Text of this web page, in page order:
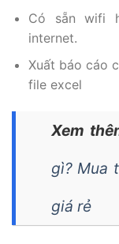
Có sẵn wifi
internet.
Xuất báo cáo
file excel
Xem
gì? Mua
giá rẻ